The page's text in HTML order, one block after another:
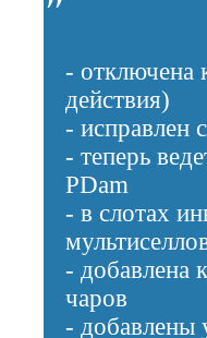
- отключена
действия)
- исправлен
- теперь
PDam
- в слотах
- добавлена
чаров
- добавлены